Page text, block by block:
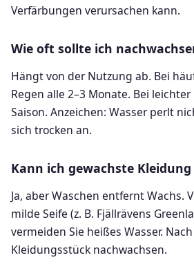
Verfärbungen verursachen kann.
Wie oft sollte ich
Hängt von der Nutzung ab. Bei
Regen alle 2–3 Monate. Bei
Saison. Anzeichen: Wasser perlt
sich trocken an.
Kann ich gewachste Kleidung
Ja, aber Waschen entfernt Wachs.
milde Seife (z. B. Fjällrävens
vermeiden Sie heißes Wasser.
Kleidungsstück nachwachsen.